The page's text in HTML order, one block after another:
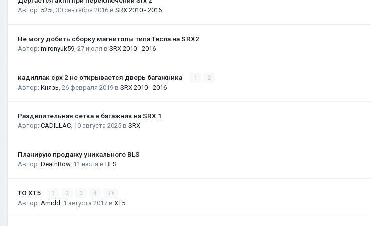
Автор: 525i 30 сентября 2016 в SRX 2010 - 2016
Не могу добить сборку магнитолы типа Тесла на SRX2
Автор: mironyuk59 27 июля в SRX 2010 - 2016
кадиллак срх 2 не открывается дверь багажника 1 2
Автор: Князь 26 февраля 2019 в SRX 2010 - 2016
Разделительная сетка в багажник на SRX 1
Автор: CADILLAC 10 августа 2025 в SRX
Планирую продажу уникального BLS
Автор: DeathRow, 11 июля в BLS
ТО XT5 1 2 3 4 7
Автор: Amidd 1 августа 2017 в XT5